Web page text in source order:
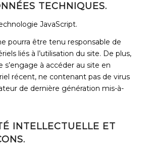
TECHNIQUES.
JavaScript.
pourra être tenu responsable de
liés à l’utilisation du site. De plus,
s’engage à accéder au site en
récent, ne contenant pas de virus
de dernière génération mis-à-
INTELLECTUELLE ET
.